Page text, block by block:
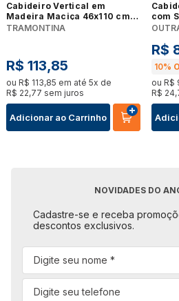
Cabideiro Vertical em
Madeira Maciça 46x110 cm
Vermelho Tramontina
TRAMONTINA
R$ 113,85
ou R$ 113,85 em até 5x de
R$ 22,77 sem juros
Adicionar ao Carrinho
com
R$
10%
ou R$
R$ 24,
NOVIDADES DO
Cadastre-se e receba
descontos exclusivos.